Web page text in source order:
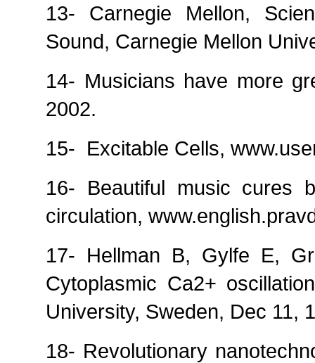
13- Carnegie Mellon,
Sound, Carnegie Mellon
14- Musicians have more
2002.
15- Excitable Cells,
16- Beautiful music cures
circulation,
17- Hellman B, Gylfe E,
Cytoplasmic Ca2+
University, Sweden, Dec 11,
18- Revolutionary